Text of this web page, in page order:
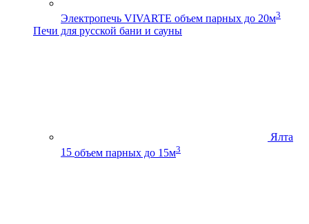
Электропечь VIVARTE объем парных до 20м3
Печи для русской бани и сауны
Ялта
15 объем парных до 15м3